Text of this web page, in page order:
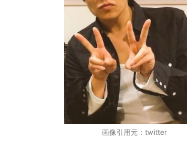
画像引用元：twitter